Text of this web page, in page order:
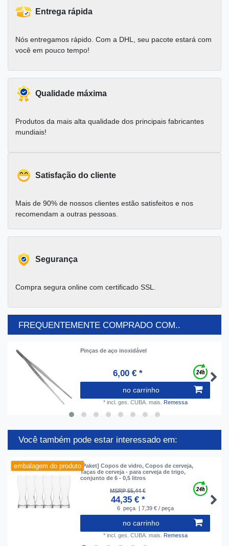
Entrega rápida
Nós entregamos rápido. Com a DHL, seu pacote estará com
você em pouco tempo!
Qualidade máxima
Produtos da mais alta qualidade dos principais fabricantes
mundiais!
Satisfação do cliente
Mais de 90% de nossos clientes estão satisfeitos e nos
recomendam a outras pessoas.
Segurança
Compra segura online com certificado SSL.
FREQUENTEMENTE COMPRADO COM..
Pinças de aço inoxidável
6,00 € *
no carrinho
* incl. ges. CUBA. mais. Remessa
Você também pode estar interessado em:
embalagem do produto[Paket] Copos de vidro, Copos de cerveja,
Taças de cerveja - para cerveja de trigo,
conjunto de 6 - 0,5 litros
MSRP 55,44 €
44,35 € *
6 peça | 7,39 € / peça
no carrinho
* incl. ges. CUBA. mais. Remessa